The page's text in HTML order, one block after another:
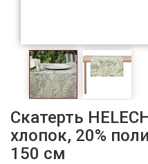
Скатерть
хлопок, 20%
150 см